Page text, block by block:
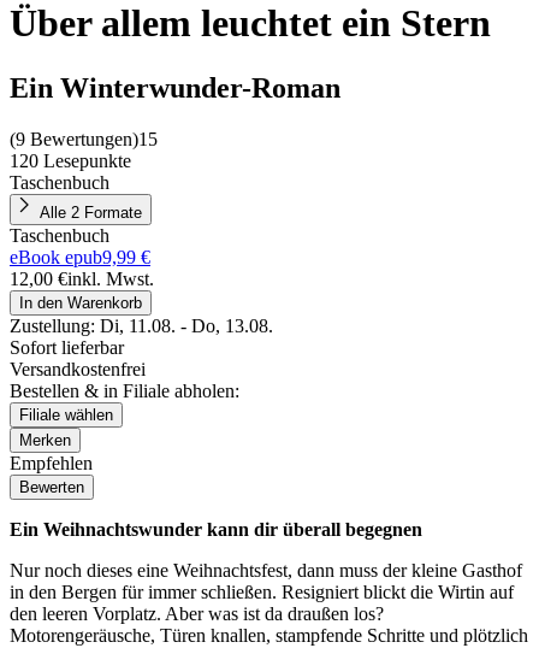
Über allem leuchtet ein Stern
Ein Winterwunder-Roman
(9 Bewertungen)15
120 Lesepunkte
Taschenbuch
Alle 2 Formate
Taschenbuch
eBook epub9,99 €
12,00 €inkl. Mwst.
In den Warenkorb
Zustellung: Di, 11.08. - Do, 13.08.
Sofort lieferbar
Versandkostenfrei
Bestellen & in Filiale abholen:
Filiale wählen
Merken
Empfehlen
Bewerten
Ein Weihnachtswunder kann dir überall begegnen
Nur noch dieses eine Weihnachtsfest, dann muss der kleine Gasthof
in den Bergen für immer schließen. Resigniert blickt die Wirtin auf
den leeren Vorplatz. Aber was ist da draußen los?
Motorengeräusche, Türen knallen, stampfende Schritte und plötzlich